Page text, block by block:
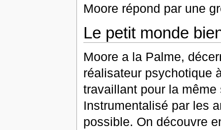
Moore répond par une
Le petit monde
Moore a la Palme,
réalisateur psychotique
travaillant pour la
Instrumentalisé par les
possible. On découvre